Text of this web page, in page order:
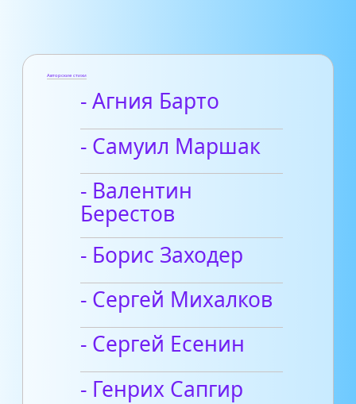
Авторские стихи
- Агния Барто
- Самуил Маршак
- Валентин
Берестов
- Борис Заходер
- Сергей Михалков
- Сергей Есенин
- Генрих Сапгир